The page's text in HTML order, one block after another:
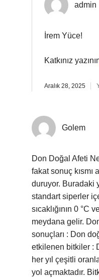
admin
İrem Yüce!
Katkınız
Aralık 28, 2025
Golem
Don Doğal Afeti
fakat sonuç kısmı
duruyor. Buradaki
standart siperler
sıcaklığının 0 °C
meydana gelir.
sonuçları : Don
etkilenen bitkiler :
her yıl çeşitli
yol açmaktadır.